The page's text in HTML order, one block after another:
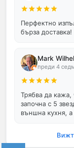
Перфектно
бърза доставка!
Mark
преди 4
Трябва да
започна с 5
външна кухня,